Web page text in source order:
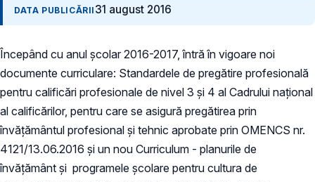
DATA PUBLICĂRII 31 august 2016
Începând cu anul școlar 2016-2017, întră în vigoare noi
documente curriculare: Standardele de pregătire profesională
pentru calificări profesionale de nivel 3 și 4 al Cadrului național
al calificărilor, pentru care se asigură pregătirea prin
învățământul profesional și tehnic aprobate prin OMENCS nr.
4121/13.06.2016 și un nou Curriculum - planurile de
învăţământ şi programele şcolare pentru cultura de